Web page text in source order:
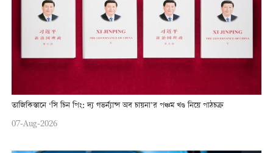
তাজিকিস্তানে ‘সি চিন পিং: দ্য গভর্ন্যান্স অব চায়না’র পঞ্চম খণ্ড নিয়ে পাঠচক্র
07-Aug-2026